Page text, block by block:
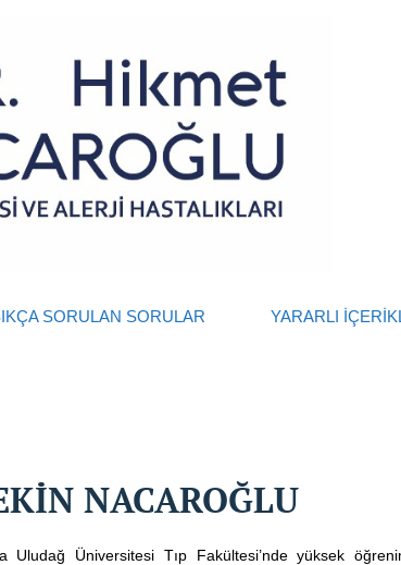
SORULAN SORULAR YARARLI
NACAROĞLU
Uludağ Üniversitesi Tıp Fakültesi’nde yüksek